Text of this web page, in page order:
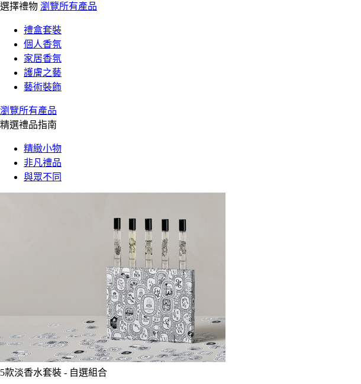
選擇禮物 瀏覽所有產品
禮盒套裝
個人香氛
家居香氛
護膚之藝
藝術裝飾
瀏覽所有產品
精選禮品指南
精緻小物
非凡禮品
與眾不同
5款淡香水套裝 - 自選組合